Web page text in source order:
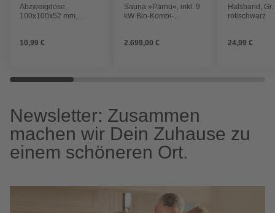
Abzweigdose,
100x100x52 mm,
10,99 €
Sauna »Pärnu«, inkl. 9
kW Bio-Kombi-
Personen
2.699,00 €
Halsband, Gr.
rot/schwarz
24,99 €
Newsletter: Zusammen
machen wir Dein Zuhause zu
einem schöneren Ort.